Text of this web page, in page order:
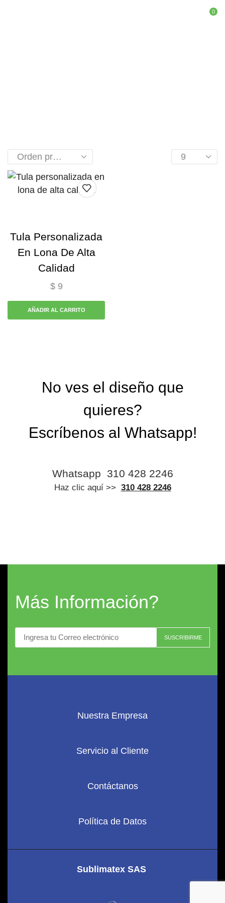
0
Tula Personalizada
En Lona De Alta
Calidad
$9
AÑADIR AL CARRITO
No ves el diseño que
quieres?
Escríbenos al Whatsapp!
Whatsapp 310 428 2246
Haz clic aquí >> 310 428 2246
Más Información?
Nuestra Empresa
Servicio al Cliente
Contáctanos
Política de Datos
Sublimatex SAS